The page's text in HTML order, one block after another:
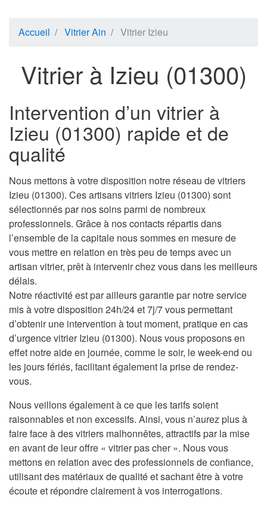
Accueil Vitrier Ain Vitrier Izieu
Vitrier à Izieu (01300)
Intervention d’un vitrier à
Izieu (01300) rapide et de
qualité
Nous mettons à votre disposition notre réseau de vitriers
Izieu (01300). Ces artisans vitriers Izieu (01300) sont
sélectionnés par nos soins parmi de nombreux
professionnels. Grâce à nos contacts répartis dans
l’ensemble de la capitale nous sommes en mesure de
vous mettre en relation en très peu de temps avec un
artisan vitrier, prêt à intervenir chez vous dans les meilleurs
délais.
Notre réactivité est par ailleurs garantie par notre service
mis à votre disposition 24h/24 et 7j/7 vous permettant
d’obtenir une intervention à tout moment, pratique en cas
d’urgence vitrier Izieu (01300). Nous vous proposons en
effet notre aide en journée, comme le soir, le week-end ou
les jours fériés, facilitant également la prise de rendez-
vous.
Nous veillons également à ce que les tarifs soient
raisonnables et non excessifs. Ainsi, vous n’aurez plus à
faire face à des vitriers malhonnêtes, attractifs par la mise
en avant de leur offre « vitrier pas cher ». Nous vous
mettons en relation avec des professionnels de confiance,
utilisant des matériaux de qualité et sachant être à votre
écoute et répondre clairement à vos interrogations.